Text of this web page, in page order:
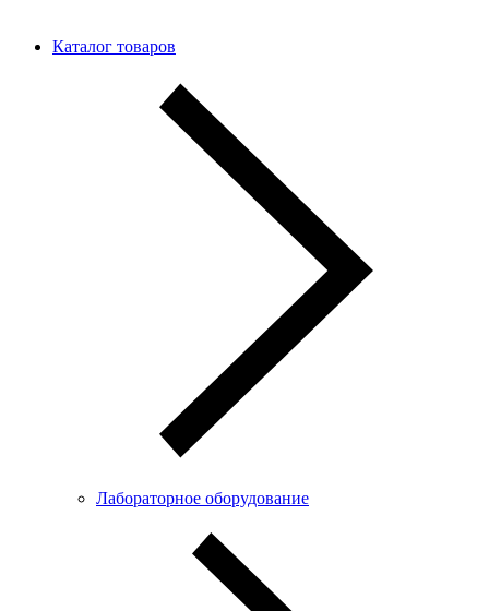
Каталог товаров
Лабораторное оборудование